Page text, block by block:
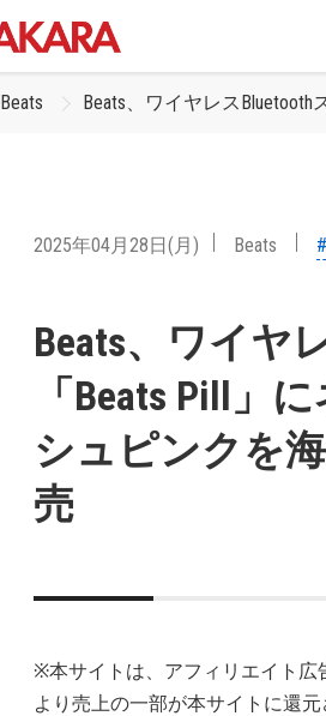
Beats Beats、ワイヤレス
2025年04月28日(月) Beats
Beats、ワイヤ
「Beats Pill」
シュピンクを
売
※本サイトは、アフィリエイト広
より売上の一部が本サイトに還元